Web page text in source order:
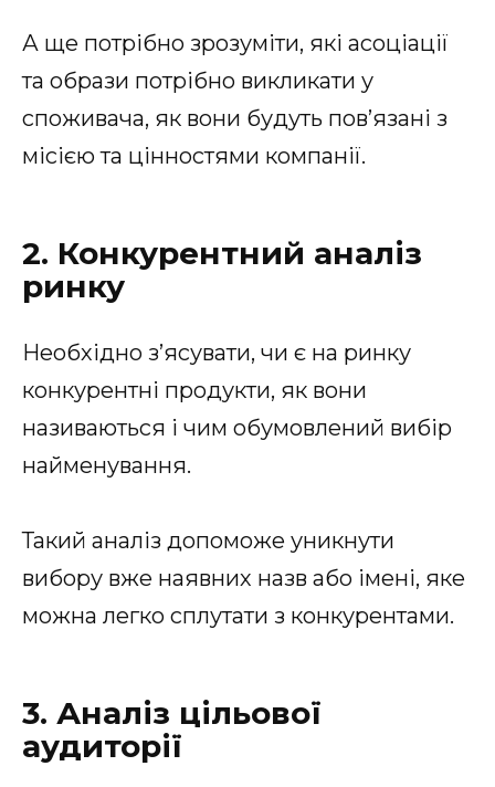
А ще потрібно зрозуміти, які асоціації
та образи потрібно викликати у
споживача, як вони будуть пов’язані з
місією та цінностями компанії.
2. Конкурентний аналіз
ринку
Необхідно з’ясувати, чи є на ринку
конкурентні продукти, як вони
називаються і чим обумовлений вибір
найменування.
Такий аналіз допоможе уникнути
вибору вже наявних назв або імені, яке
можна легко сплутати з конкурентами.
3. Аналіз цільової
аудиторії